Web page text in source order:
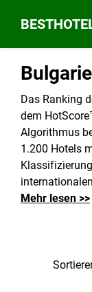
Das Ranking
dem
Algorithmus
1.200 Hotels
Mehr lesen >>